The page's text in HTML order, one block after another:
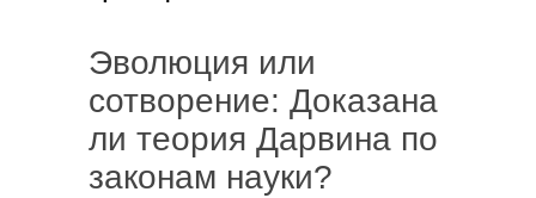
Эволюция или
сотворение: Доказана
ли теория Дарвина по
законам науки?